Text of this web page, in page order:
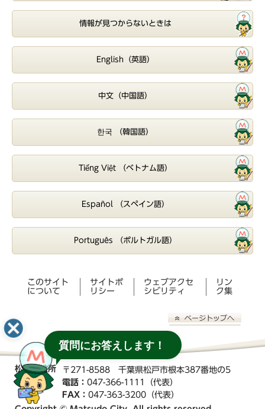
情報が見つからないときは
English（英語）
中文（中国語）
한국 （韓国語）
Tiếng Việt （ベトナム語）
Español （スペイン語）
Português （ポルトガル語）
このサイト
について
サイトポ
リシー
ウェブアクセ
シビリティ
リン
ク集
松戸市役所
〒271-8588 千葉県松戸市根本387番地の5
電話： 047-366-1111（代表）
FAX： 047-363-3200（代表）
質問にお答えします！